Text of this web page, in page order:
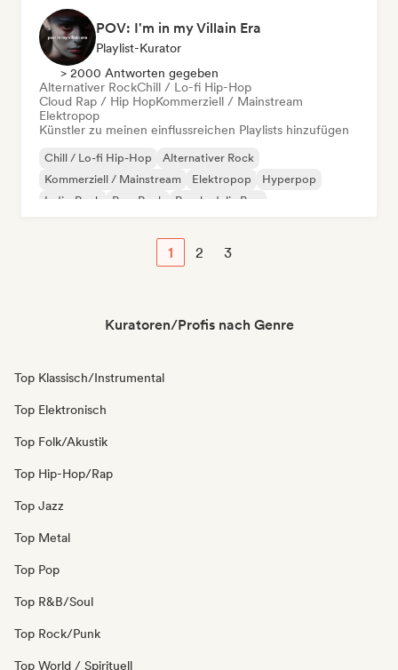
POV: I'm in my Villain Era
Playlist-Kurator
> 2000 Antworten gegeben
Alternativer RockChill / Lo-fi Hip-Hop
Cloud Rap / Hip HopKommerziell / Mainstream
Elektropop
Künstler zu meinen einflussreichen Playlists hinzufügen
Chill / Lo-fi Hip-Hop
Alternativer Rock
Kommerziell / Mainstream
Elektropop
Hyperpop
Indie-Rock
Pop-Rock Psychedelic Pop
1 2 3
Kuratoren/Profis nach Genre
Top Klassisch/Instrumental
Top Elektronisch
Top Folk/Akustik
Top Hip-Hop/Rap
Top Jazz
Top Metal
Top Pop
Top R&B/Soul
Top Rock/Punk
Top World / Spirituell